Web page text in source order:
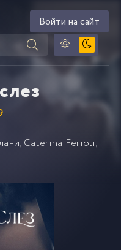
Войти на сайт
, Caterina Ferioli,